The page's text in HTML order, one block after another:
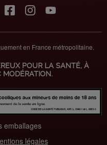
en France métropolitaine.
POUR LA SANTÉ, À
MODÉRATION.
emballages
légales